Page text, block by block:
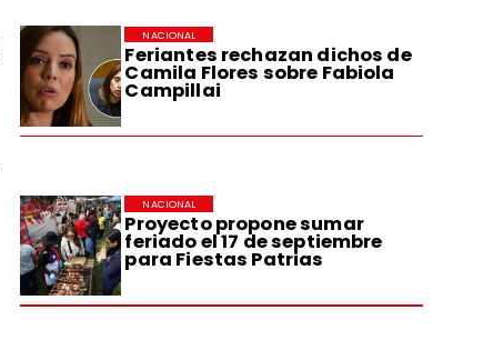
Feriantes rechazan dichos de
Camila Flores sobre Fabiola
Campillai
NACIONAL
Proyecto propone sumar
feriado el 17 de septiembre
para Fiestas Patrias
NACIONAL